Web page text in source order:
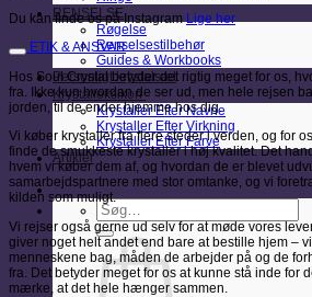
RENSELSE
Røgelse
Renselsestilbehør
Guides & Workbooks
Personligt krystalsæt
Krystalleksikon
Krystaller Efter Navne
Krystaller Efter Virkning
Krystaller Efter Farve
Artikler
Søg
efter:
Du kan finde os på Instagram Lige her
ETIK & ANSVAR
Hos Soul Crystal betyder det rigtig meget for os,
fra. Ikke kun hvordan de ser ud, men hele rejsen
jorden, til de ender hjemme hos dig.
Vi køber krystaller fra flere steder i verden, og for
finde de smukkeste krystaller i høj kvalitet. Det
hvem vi køber dem af, og hvordan de er blevet
samarbejdspartnere med stor omtanke, og vi
kilden som muligt.
Vi rejser også gerne ud selv for at møde vores
giver noget helt andet end bare at bestille hjem –
menneskene bag, måden de arbejder på og de
fra. Det betyder meget for os at kunne stå inde for
mærke, at det hele hænger sammen.